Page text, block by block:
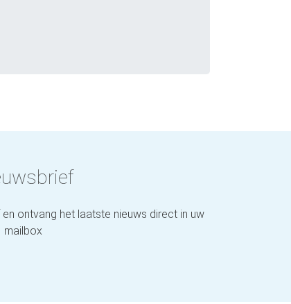
ontvang het laatste nieuws direct in uw
mailbox